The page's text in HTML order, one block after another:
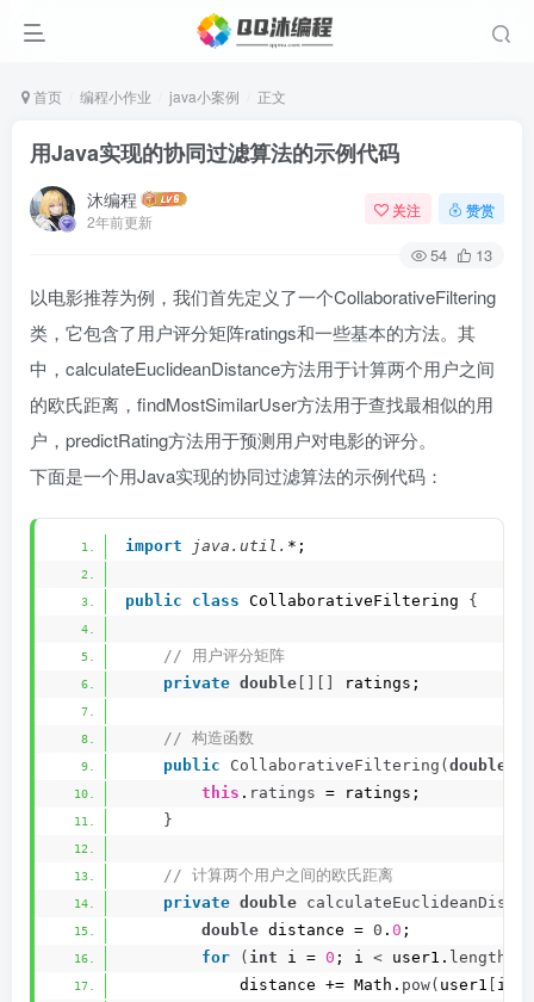
首页 编程小作业 java小案例 正文
用Java实现的协同过滤算法的示例代码
沐编程
2年前更新
关注 赞赏
54 13
以电影推荐为例，我们首先定义了一个CollaborativeFiltering
类，它包含了用户评分矩阵ratings和一些基本的方法。其
中，calculateEuclideanDistance方法用于计算两个用户之间
的欧氏距离，findMostSimilarUser方法用于查找最相似的用
户，predictRating方法用于预测用户对电影的评分。
下面是一个用Java实现的协同过滤算法的示例代码：
import java.util. *;
public class CollaborativeFiltering {
// 用户评分矩阵
private double ratings;
// 构造函数
public
CollaborativeFiltering ( double
this . ratings = ratings;
}
// 计算两个用户之间的欧氏距离
private double
double distance = 0 . 0 ;
for
( int i = 0 ; i < user1. length
            distance += Math.
pow( user1 i